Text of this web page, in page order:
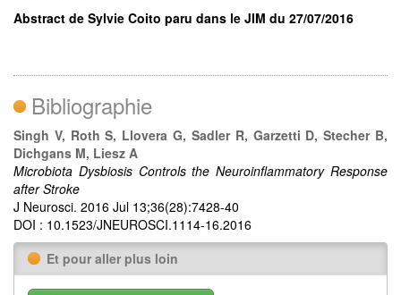
Abstract de Sylvie Coito paru dans le JIM du 27/07/2016
Bibliographie
Singh V, Roth S, Llovera G, Sadler R, Garzetti D, Stecher B,
Dichgans M, Liesz A
Microbiota Dysbiosis Controls the Neuroinflammatory Response
after Stroke
J Neurosci. 2016 Jul 13;36(28):7428-40
DOI : 10.1523/JNEUROSCI.1114-16.2016
Et pour aller plus loin